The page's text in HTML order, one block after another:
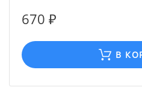
670 ₽
В